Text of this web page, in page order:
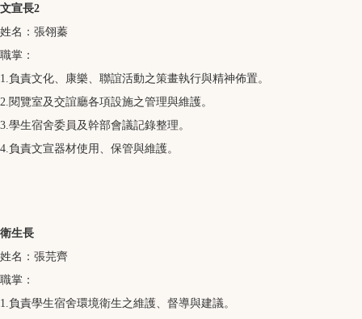
文宣長2
姓名：張翎蓁
職掌：
1.負責文化、康樂、聯誼活動之策畫執行與精神佈置。
2.閱覽室及交誼廳各項設施之管理與維護。
3.學生宿舍委員及幹部會議記錄整理。
4.負責文宣器材使用、保管與維護。
衛生長
姓名：張芫齊
職掌：
1.負責學生宿舍環境衛生之維護、督導與建議。